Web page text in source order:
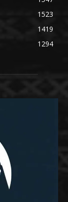
1523
1419
1294